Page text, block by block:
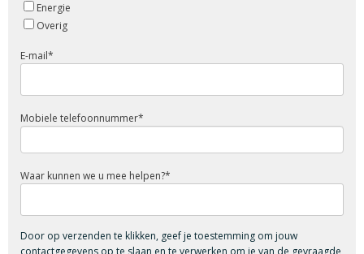
Energie
Overig
E-mail*
Mobiele telefoonnummer*
Waar kunnen we u mee helpen?*
Door op verzenden te klikken, geef je toestemming om jouw
contactgegevens op te slaan en te verwerken om je van de gevraagde